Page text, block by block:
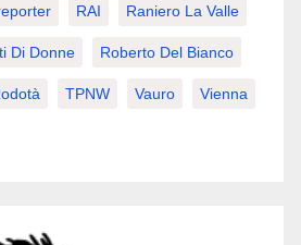
RAI Raniero La Valle
Di Donne Roberto Del Bianco
TPNW Vauro Vienna